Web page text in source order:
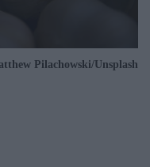
Pilachowski/Unsplash